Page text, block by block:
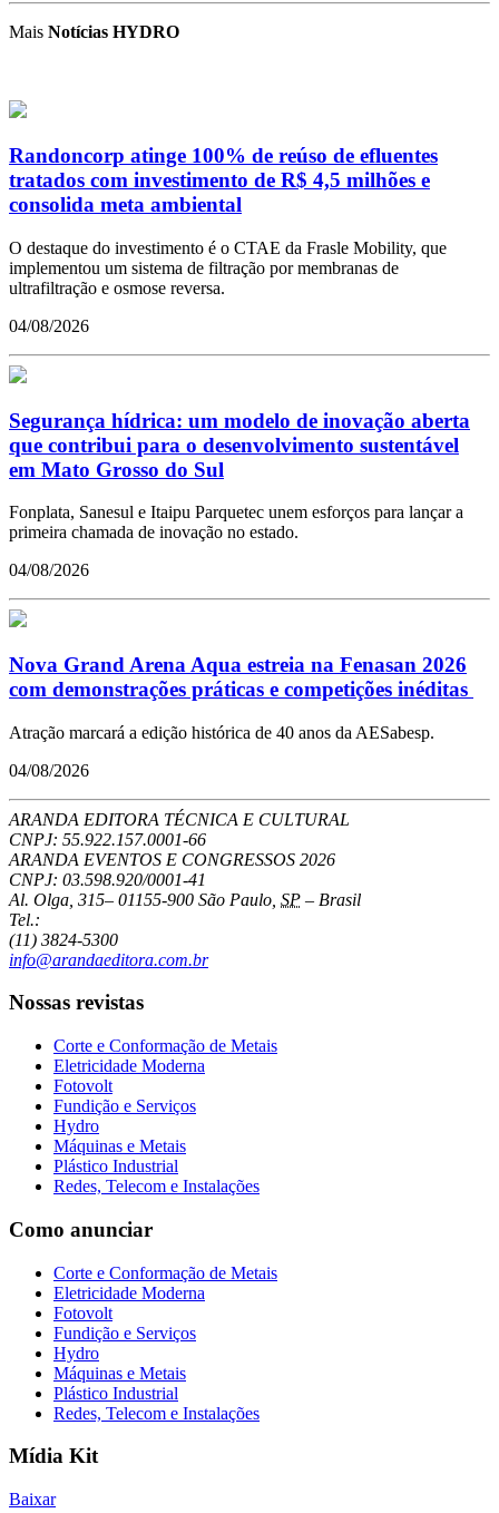
Mais Notícias HYDRO
Randoncorp atinge 100% de reúso de efluentes
tratados com investimento de R$ 4,5 milhões e
consolida meta ambiental
O destaque do investimento é o CTAE da Frasle Mobility, que
implementou um sistema de filtração por membranas de
ultrafiltração e osmose reversa.
04/08/2026
Segurança hídrica: um modelo de inovação aberta
que contribui para o desenvolvimento sustentável
em Mato Grosso do Sul
Fonplata, Sanesul e Itaipu Parquetec unem esforços para lançar a
primeira chamada de inovação no estado.
04/08/2026
Nova Grand Arena Aqua estreia na Fenasan 2026
com demonstrações práticas e competições inéditas
Atração marcará a edição histórica de 40 anos da AESabesp.
04/08/2026
ARANDA EDITORA TÉCNICA E CULTURAL
CNPJ: 55.922.157.0001-66
ARANDA EVENTOS E CONGRESSOS 2026
CNPJ: 03.598.920/0001-41
Al. Olga, 315– 01155-900 São Paulo SP – Brasil
Tel.:
(11) 3824-5300
info@arandaeditora.com.br
Nossas revistas
Corte e Conformação de Metais
Eletricidade Moderna
Fotovolt
Fundição e Serviços
Hydro
Máquinas e Metais
Plástico Industrial
Redes, Telecom e Instalações
Como anunciar
Corte e Conformação de Metais
Eletricidade Moderna
Fotovolt
Fundição e Serviços
Hydro
Máquinas e Metais
Plástico Industrial
Redes, Telecom e Instalações
Mídia Kit
Baixar